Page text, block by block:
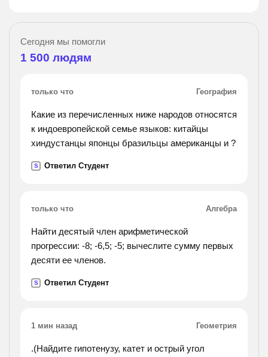
Сегодня мы помогли
1 500 людям
только что География
Какие из перечисленных ниже народов относятся
к индоевропейской семье языков: китайцы
хиндустанцы японцы бразильцы американцы и ?
S Ответил Студент
только что Алгебра
Найти десятый член арифметической
прогрессии: -8; -6,5; -5; вычеслите сумму первых
десяти ее членов.
S Ответил Студент
1 мин назад Геометрия
.(Найдите гипотенузу, катет и острый угол